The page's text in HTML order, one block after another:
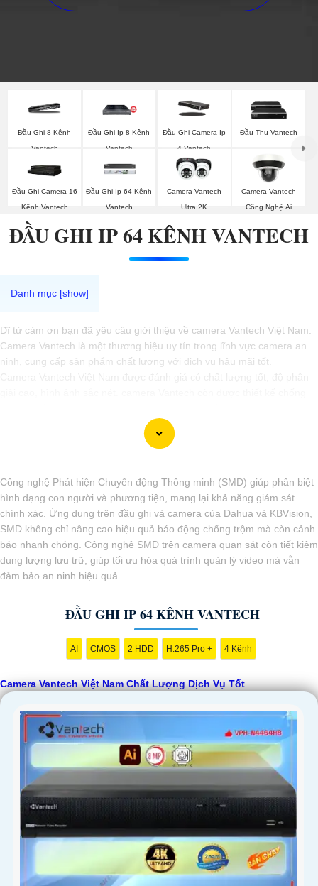
Đầu Ghi 8 Kênh
Vantech
Đầu Ghi Ip 8 Kênh
Vantech
Đầu Ghi Camera Ip
4 Vantech
Đầu Thu Vantech
Đầu Ghi Camera 16
Kênh Vantech
Đầu Ghi Ip 64 Kênh
Vantech
Camera Vantech
Ultra 2K
Camera Vantech
Công Nghệ Ai
ĐẦU GHI IP 64 KÊNH VANTECH
Dĩ tử cảm ơn bạn đã yêu câu giới thiệu về camera Vantech Việt Nam.
Camera Vantech là một thương hiệu uy tín trong lĩnh vực camera an
ninh, cung cấp sản phẩm chất lượng với dịch vụ hậu mãi tốt.
Với cam kết về chất lượng và dịch vụ, camera Vantech Việt Nam mang
chăng.
Nếu bạn cần thêm thông tin chi tiết về sản phẩm hay muốn tư vấn,
hãy liên hệ với đại lý phân phối chính thức của Vantech để được hỗ trợ
tốt nhất.
Công nghệ Phát hiện Chuyển động Thông minh (SMD) giúp phân biệt
hình dạng con người và phương tiện, mang lại khả năng giám sát
chính xác. Ứng dụng trên đầu ghi và camera của Dahua và KBVision,
SMD không chỉ nâng cao hiệu quả báo động chống trộm mà còn cảnh
báo nhanh chóng. Công nghệ SMD trên camera quan sát còn tiết kiệm
dung lượng lưu trữ, giúp tối ưu hóa quá trình quản lý video mà vẫn
đảm bảo an ninh hiệu quả.
ĐẦU GHI IP 64 KÊNH VANTECH
AI CMOS 2 HDD H.265 Pro + 4 Kênh
Camera Vantech Việt Nam Chất Lượng Dịch Vụ Tốt